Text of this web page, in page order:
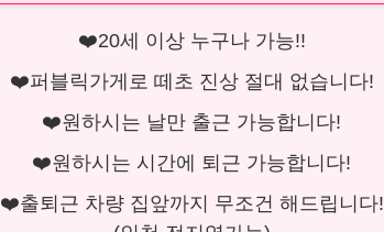
❤️20세 이상 누구나 가능!!
❤️퍼블릭가게로 떼초 진상 절대 없습니다!
❤️원하시는 날만 출근 가능합니다!
❤️원하시는 시간에 퇴근 가능합니다!
❤️출퇴근 차량 집앞까지 무조건 해드립니다!